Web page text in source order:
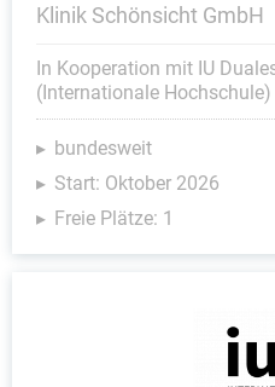
Klinik Schönsicht GmbH
In Kooperation mit IU
(Internationale Hochschule)
bundesweit
Start: Oktober 2026
Freie Plätze: 1